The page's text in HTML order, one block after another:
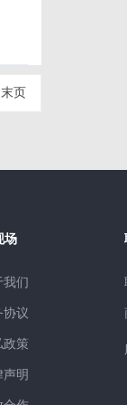
末页
场
我们
协议
政策
声明